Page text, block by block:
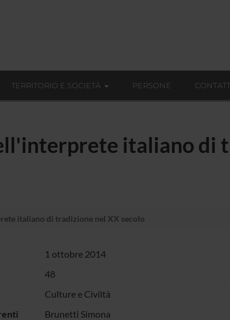
TERRITORIO E SOCIETÀ PERSONE CONTATTI
italiano di
italiano di tradizione nel XX secolo
1 ottobre 2014
48
Culture e Civiltà
Brunetti Simona